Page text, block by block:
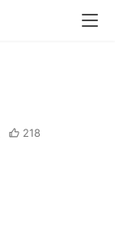
218